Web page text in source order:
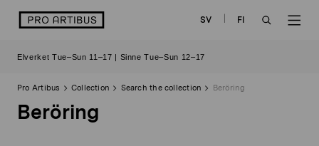
logo SV
FI
Elverket Tue–Sun 11–17 | Sinne Tue–Sun 12–17
Pro Artibus Collection Search the collection Beröring
Beröring